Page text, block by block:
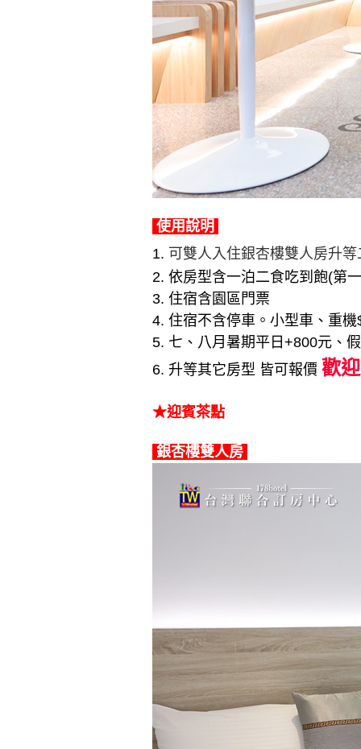
使用說明
1. 可雙人入住銀杏樓雙人房升
2. 依房型含一泊二食吃到飽(第
3. 住宿含園區門票
4. 住宿不含停車。小型車、重
5. 七、八月暑期平日+800元、
6. 升等其它房型 皆可報價 歡
★迎賓茶點
銀杏樓雙人房